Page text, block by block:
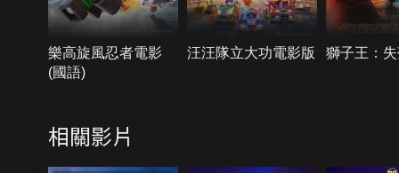
樂高旋風忍者電影
(國語)
汪汪隊立大功電影版 獅子王：
相關影片